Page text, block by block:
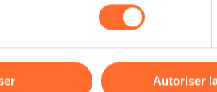
cookies ou des cookies non
Autoriser